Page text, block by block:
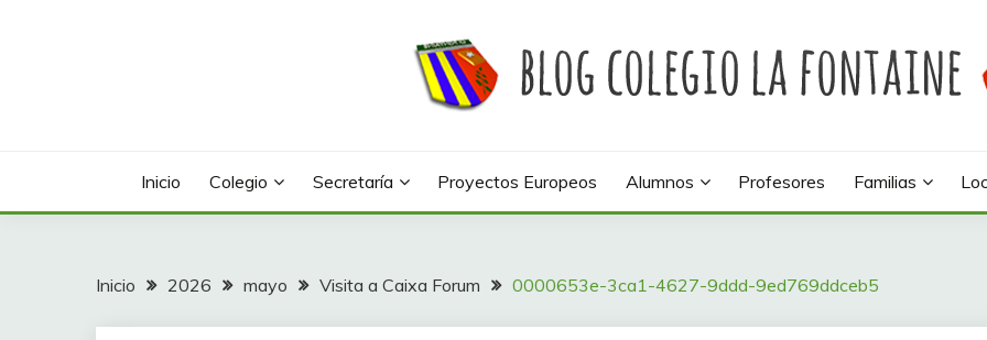
Inicio Colegio Secretaría Proyectos Europeos Alumnos Profesores Familias
Inicio 2026 mayo Visita a Caixa Forum 0000653e-3ca1-4627-9ddd-9ed769ddceb5